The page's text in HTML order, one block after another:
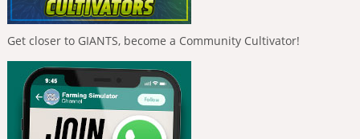
Get closer to GIANTS, become a Community Cultivator!